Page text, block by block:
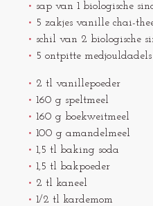
sap van 1 biologische
5 zakjes vanille chai-
schil van 2 biologische
5 ontpitte medjouldadels
2 tl vanillepoeder
160 g speltmeel
160 g boekweitmeel
100 g amandelmeel
1,5 tl baking soda
1,5 tl bakpoeder
2 tl kaneel
1/2 tl kardemom